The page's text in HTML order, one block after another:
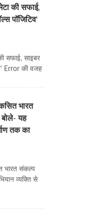
की सफाई,
पॉजिटिव'
सफाई, साइबर
Error की वजह
भारत
बोले- यह
तक का
भारत संकल्प
व्यक्ति से